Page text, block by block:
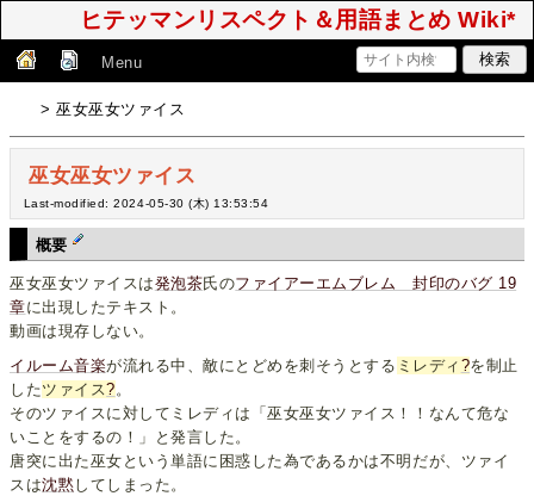
ヒテッマンリスペクト＆用語まとめ Wiki*
Menu
> 巫女巫女ツァイス
巫女巫女ツァイス
Last-modified: 2024-05-30 (木) 13:53:54
概要
巫女巫女ツァイスは発泡茶氏のファイアーエムブレム 封印のバグ 19
章に出現したテキスト。
動画は現存しない。
イルーム音楽が流れる中、敵にとどめを刺そうとする ミレディ ?を制止
したツァイス?。
そのツァイスに対してミレディは「巫女巫女ツァイス！！なんて危な
いことをするの！」と発言した。
唐突に出た巫女という単語に困惑した為であるかは不明だが、ツァイ
スは沈黙してしまった。